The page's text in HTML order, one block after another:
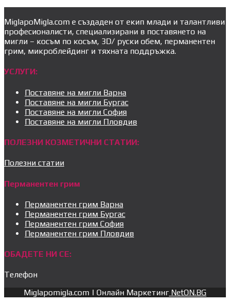
MiglapoMigla.com е създаден от екип млади и талантливи
професионалисти, специализирани в поставянето на
мигли – косъм по косъм, 3D/ руски обем, перманентен
грим, микроблейдинг и тяхната поддръжка.
УСЛУГИ:
Поставяне на мигли Варна
Поставяне на мигли Бургас
Поставяне на мигли София
Поставяне на мигли Пловдив
ПОЛЕЗНИ КОЗМЕТИЧНИ СТАТИИ:
Полезни статии
Перманентен грим
Перманентен грим Варна
Перманентен грим Бургас
Перманентен грим София
Перманентен грим Пловдив
ОБАДЕТЕ НИ СЕ:
Телефон
Miglapomigla.com | Онлайн Маркетинг NetON.BG